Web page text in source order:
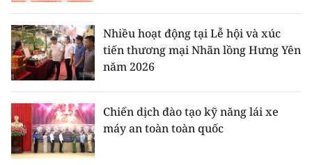
Nhiều hoạt động tại Lễ hội và xúc
tiến thương mại Nhãn lồng Hưng Yên
năm 2026
Chiến dịch đào tạo kỹ năng lái xe
máy an toàn toàn quốc